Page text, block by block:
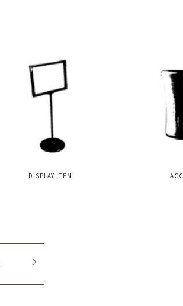
DISPLAY ITEM